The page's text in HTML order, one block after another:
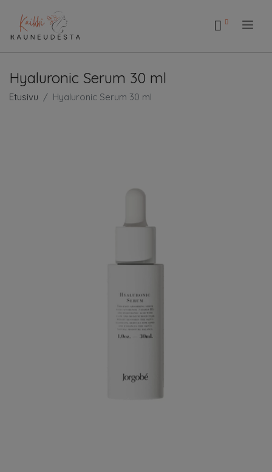
Hyaluronic Serum 30 ml
Etusivu Hyaluronic Serum 30 ml